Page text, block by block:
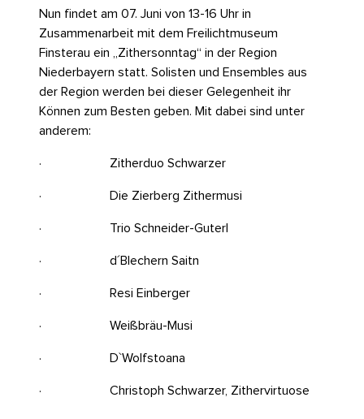
Nun findet am 07. Juni von 13-16 Uhr in
Zusammenarbeit mit dem Freilichtmuseum
Finsterau ein „Zithersonntag“ in der Region
Niederbayern statt. Solisten und Ensembles aus
der Region werden bei dieser Gelegenheit ihr
Können zum Besten geben. Mit dabei sind unter
anderem:
· Zitherduo Schwarzer
· Die Zierberg Zithermusi
· Trio Schneider-Guterl
· d´Blechern Saitn
· Resi Einberger
· Weißbräu-Musi
· D`Wolfstoana
· Christoph Schwarzer, Zithervirtuose